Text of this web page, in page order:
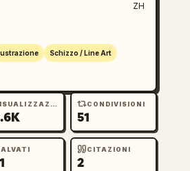
ZH
Schizzo / Line Art
VISUALIZZAZIONI CONDIVISIONI
51
CITAZIONI
2